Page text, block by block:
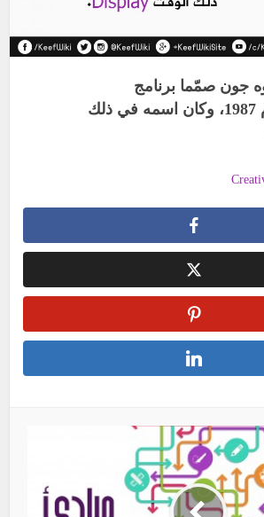
جون صمّما برنامج
“فوتوشوب” عام 1987، وكان اسمه في ذلك